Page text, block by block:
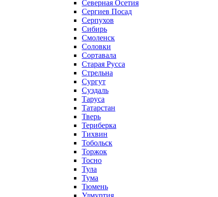
Северная Осетия
Сергиев Посад
Серпухов
Сибирь
Смоленск
Соловки
Сортавала
Старая Русса
Стрельна
Сургут
Суздаль
Таруса
Татарстан
Тверь
Териберка
Тихвин
Тобольск
Торжок
Тосно
Тула
Тума
Тюмень
Удмуртия